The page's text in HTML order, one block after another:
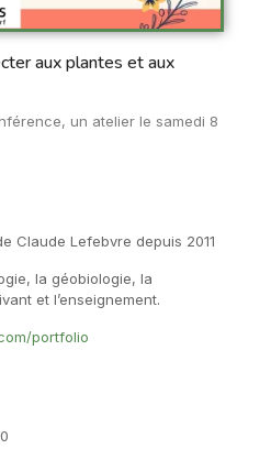
aux plantes et aux
un atelier le samedi 8
Claude Lefebvre depuis 2011
la géobiologie, la
et l’enseignement.
portfolio